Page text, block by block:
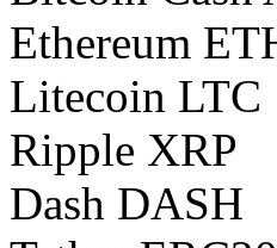
Ethereum
Litecoin LTC
Ripple XRP
Dash DASH